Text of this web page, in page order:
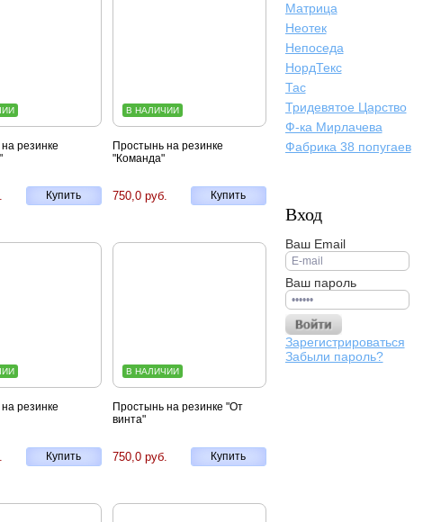
Матрица
Неотек
Непоседа
НордТекс
Тас
Тридевятое Царство
Ф-ка Мирлачева
Фабрика 38 попугаев
Вход
Ваш Email
Ваш пароль
Зарегистрироваться
Забыли пароль?
резинке
Купить
В НАЛИЧИИ
Простынь на резинке
"Команда"
Купить
750,0 руб.
резинке
Купить
В НАЛИЧИИ
Простынь на резинке "От
винта"
Купить
750,0 руб.